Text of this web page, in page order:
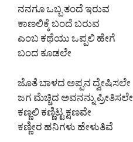
ನನಗೂ ಒಬ್ಬ ತಂದೆ ಇರುವ
ಕಾಣಲಿಕ್ಕೆ ಬಂದೆ ಬರುವ
ಎಂಬ ಕಥೆಯು ಒಪ್ಪಲಿ ಹೇಗೆ
ಬಂದ ಕೂಡಲೇ
ಜೊತೆ ಬಾಳದ ಅಪ್ಪನ ದ್ವೇಷಿಸಲೇ
ಜಗ ಮೆಚ್ಚಿದ ಅವನನ್ನು ಪ್ರೀತಿಸಲೇ
ಕಣ್ಣಲಿ ಕಣ್ಣಿಟ್ಟ ಕ್ಷಣವೇ
ಕಣ್ಣೀರ ಹನಿಗಳು ಹೇಳುತಿವೆ